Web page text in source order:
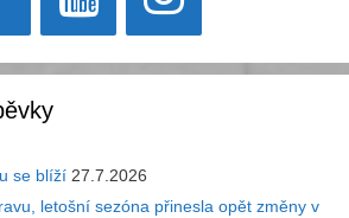
se blíží 27.7.2026
letošní sezóna přinesla opět změny v